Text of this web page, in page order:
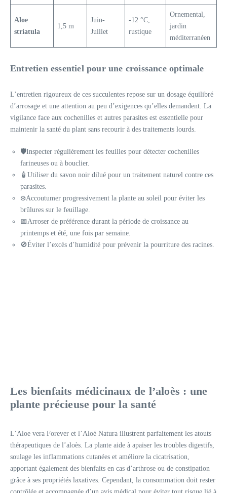
Aloe
striatula
1,5 m
Juin-
Juillet
-12 °C,
rustique
Ornemental,
jardin
méditerranéen
Entretien essentiel pour une croissance optimale
L’entretien rigoureux de ces succulentes repose sur un dosage équilibré
d’arrosage et une attention au peu d’exigences qu’elles demandent. La
vigilance face aux cochenilles et autres parasites est essentielle pour
maintenir la santé du plant sans recourir à des traitements lourds.
🛡️Inspecter régulièrement les feuilles pour détecter cochenilles
farineuses ou à bouclier.
🧴Utiliser du savon noir dilué pour un traitement naturel contre ces
parasites.
❄️Accoutumer progressivement la plante au soleil pour éviter les
brûlures sur le feuillage.
📅Arroser de préférence durant la période de croissance au
printemps et été, une fois par semaine.
🚫Éviter l’excès d’humidité pour prévenir la pourriture des racines.
Les bienfaits médicinaux de l’aloès : une
plante précieuse pour la santé
L’Aloe vera Forever et l’Aloé Natura illustrent parfaitement les atouts
thérapeutiques de l’aloès. La plante aide à apaiser les troubles digestifs,
soulage les inflammations cutanées et améliore la cicatrisation,
apportant également des bienfaits en cas d’arthrose ou de constipation
grâce à ses propriétés laxatives. Cependant, la consommation doit rester
contrôlée et accompagnée d’un avis médical pour éviter tout risque lié à